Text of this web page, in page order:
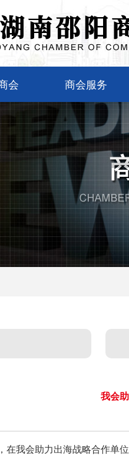
会 商会服务
我会
在我会助力出海战略合作单